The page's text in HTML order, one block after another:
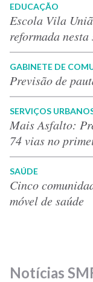
EDUCAÇÃO
Escola Vila
reformada
GABINETE DE
Previsão de
SERVIÇOS
Mais Asfalto:
74 vias no
SAÚDE
Cinco
móvel de saúde
Notícias